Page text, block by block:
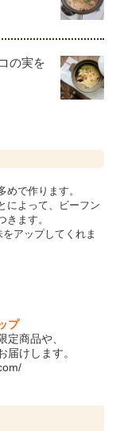
の実を
で作ります。
によって、ビーフン
ます。
アップしてくれま
プ
定商品や、
届けします。